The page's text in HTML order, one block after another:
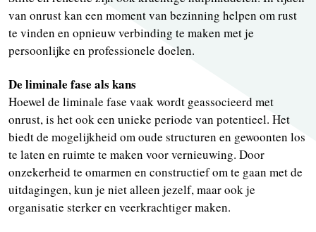
van onrust kan een moment van bezinning helpen om rust
te vinden en opnieuw verbinding te maken met je
persoonlijke en professionele doelen.
De liminale fase als kans
Hoewel de liminale fase vaak wordt geassocieerd met
onrust, is het ook een unieke periode van potentieel. Het
biedt de mogelijkheid om oude structuren en gewoonten los
te laten en ruimte te maken voor vernieuwing. Door
onzekerheid te omarmen en constructief om te gaan met de
uitdagingen, kun je niet alleen jezelf, maar ook je
organisatie sterker en veerkrachtiger maken.